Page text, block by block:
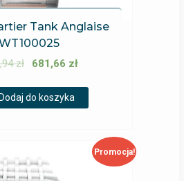
Tank Anglaise
zł 681,66 zł
Dodaj do koszyka
Promocja!